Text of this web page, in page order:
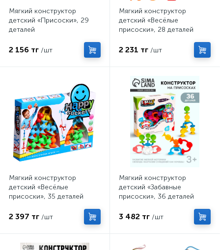
Мягкий конструктор
детский «Присоски», 29
деталей
2 156 тг /шт
Мягкий конструктор
детский «Весёлые
присоски», 28 деталей
2 231 тг /шт
Мягкий конструктор
детский «Весёлые
присоски», 35 деталей
2 397 тг /шт
Мягкий конструктор
детский «Забавные
присоски», 36 деталей
3 482 тг /шт